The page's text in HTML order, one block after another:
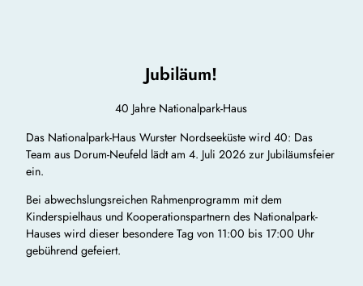
Jubiläum!
40 Jahre Nationalpark-Haus
Das Nationalpark-Haus Wurster Nordseeküste wird 40: Das
Team aus Dorum-Neufeld lädt am 4. Juli 2026 zur Jubiläumsfeier
ein.
Bei abwechslungsreichen Rahmenprogramm mit dem
Kinderspielhaus und Kooperationspartnern des Nationalpark-
Hauses wird dieser besondere Tag von 11:00 bis 17:00 Uhr
gebührend gefeiert.